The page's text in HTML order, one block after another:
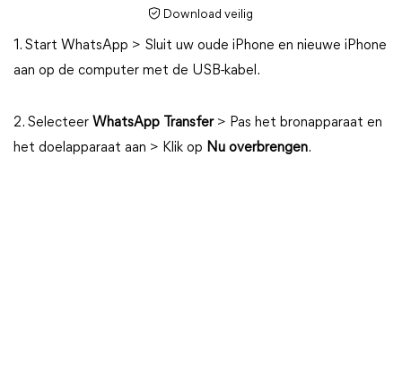
Download veilig
1. Start WhatsApp > Sluit uw oude iPhone en nieuwe iPhone
aan op de computer met de USB-kabel.
2. Selecteer WhatsApp Transfer> Pas het bronapparaat en
het doelapparaat aan > Klik op Nu overbrengen.